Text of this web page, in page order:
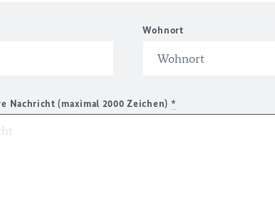
Wohnort
Nachricht (maximal 2000 Zeichen) *